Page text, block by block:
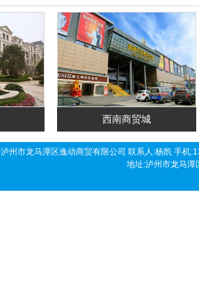
西南商贸城
泸州市龙马潭区逸动商贸有限公司 联系人:杨凯 手
地址:泸州市龙马